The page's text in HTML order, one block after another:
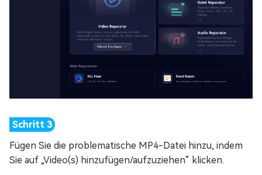
Fügen Sie die problematische MP4-Datei hinzu, indem
Sie auf „Video(s) hinzufügen/aufzuziehen“ klicken.